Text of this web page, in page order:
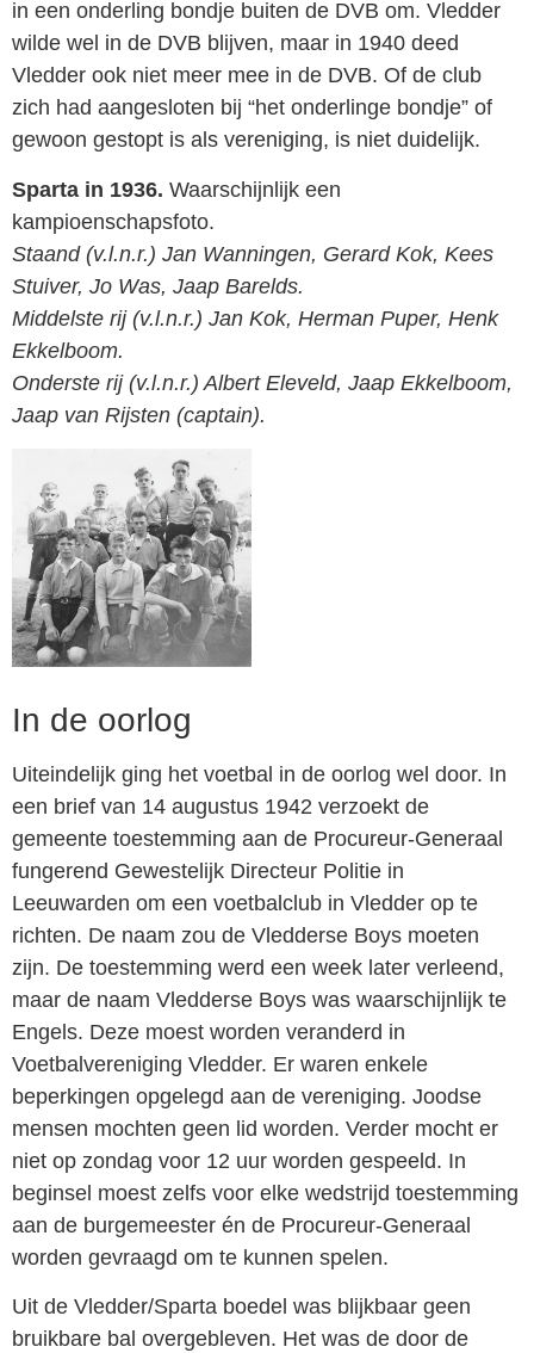
in een onderling bondje buiten de DVB om. Vledder
wilde wel in de DVB blijven, maar in 1940 deed
Vledder ook niet meer mee in de DVB. Of de club
zich had aan­gesloten bij “het onderlinge bondje” of
gewoon gestopt is als vereniging, is niet duidelijk.
Sparta in 1936. Waarschijnlijk een
kampioenschapsfoto.
Staand (v.l.n.r.) Jan Wanningen, Gerard Kok, Kees
Stuiver, Jo Was, Jaap Barelds.
Middelste rij (v.l.n.r.) Jan Kok, Herman Puper, Henk
Ekkelboom.
Onderste rij (v.l.n.r.) Albert Eleveld, Jaap Ekkelboom,
Jaap van Rijsten (captain).
In de oorlog
Uiteindelijk ging het voetbal in de oorlog wel door. In
een brief van 14 augustus 1942 verzoekt de
gemeente toestemming aan de Procureur-Generaal
fungerend Gewestelijk Directeur Politie in
Leeuwarden om een voetbalclub in Vledder op te
richten. De naam zou de Vledderse Boys moeten
zijn. De toestemming werd een week later verleend,
maar de naam Vledderse Boys was waarschijnlijk te
Engels. Deze moest worden veranderd in
Voetbalvereniging Vledder. Er waren enkele
beperkingen opgelegd aan de vereniging. Joodse
mensen mochten geen lid worden. Verder mocht er
niet op zondag voor 12 uur worden gespeeld. In
beginsel moest zelfs voor elke wedstrijd toestemming
aan de burgemeester én de Procureur-Generaal
worden gevraagd om te kunnen spelen.
Uit de Vledder/Sparta boedel was blijkbaar geen
bruikbare bal overgebleven. Het was de door de